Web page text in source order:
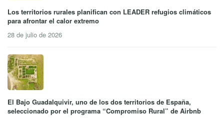
Los territorios rurales planifican con LEADER refugios climáticos
para afrontar el calor extremo
28 de julio de 2026
El Bajo Guadalquivir, uno de los dos territorios de España,
seleccionado por el programa “Compromiso Rural” de Airbnb